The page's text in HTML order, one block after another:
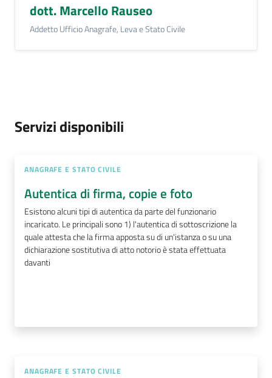
Street
Art
dott. Marcello Rauseo
Addetto Ufficio Anagrafe, Leva e Stato Civile
Servizi disponibili
ANAGRAFE E STATO CIVILE
Autentica di firma, copie e foto
Esistono alcuni tipi di autentica da parte del funzionario
incaricato. Le principali sono 1) l'autentica di sottoscrizione la
quale attesta che la firma apposta su di un'istanza o su una
dichiarazione sostitutiva di atto notorio è stata effettuata
davanti
ANAGRAFE E STATO CIVILE